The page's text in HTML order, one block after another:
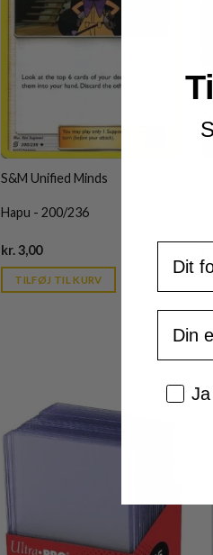
S&M Unified Minds
Hapu - 200/236
kr.3,00Current
is:
kr. 39,95.
TILFØJ TIL KURV